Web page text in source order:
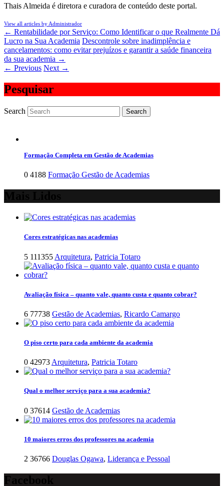
Thais Almeida é diretora e curadora de conteúdo deste portal.
View all articles by Administrador
← Rentabilidade por Serviço: Como Identificar o que Realmente Dá
Lucro na Sua Academia Descontrole sobre inadimplência e
cancelamentos: como evitar prejuízos e garantir a saúde financeira
da sua academia →
← Previous Next →
Pesquisar
Search
Formação Completa em Gestão de Academias
0 4188 Formação Gestão de Academias
Cores estratégicas nas academias
5 111355 Arquitetura, Patricia Totaro
Avaliação física – quanto vale, quanto custa e quanto cobrar?
6 77738 Gestão de Academias, Ricardo Camargo
O piso certo para cada ambiente da academia
0 42973 Arquitetura, Patricia Totaro
Qual o melhor serviço para a sua academia?
0 37614 Gestão de Academias
10 maiores erros dos professores na academia
2 36766 Douglas Ogawa, Liderança e Pessoal
Facebook